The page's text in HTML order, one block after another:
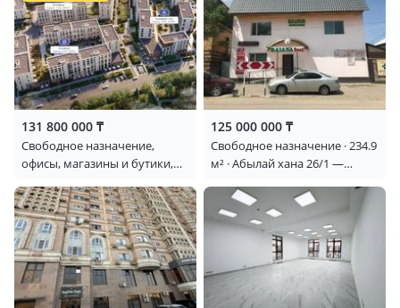
131 800 000 ₸
Свободное назначение,
офисы, магазины и бутики,
красоты, медцентры и
аптеки, образование,
развлечения · 126.86 м² · ​
Приканальная БАК 99А
125 000 000 ₸
Свободное назначение · 234.9
м² · Абылай хана 26/1 —